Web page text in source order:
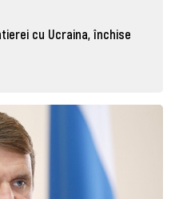
cu Ucraina, închise